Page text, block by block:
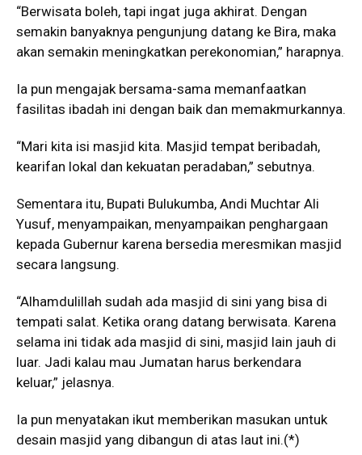
“Berwisata boleh, tapi ingat juga akhirat. Dengan
semakin banyaknya pengunjung datang ke Bira, maka
akan semakin meningkatkan perekonomian,” harapnya.
Ia pun mengajak bersama-sama memanfaatkan
fasilitas ibadah ini dengan baik dan memakmurkannya.
“Mari kita isi masjid kita. Masjid tempat beribadah,
kearifan lokal dan kekuatan peradaban,” sebutnya.
Sementara itu, Bupati Bulukumba, Andi Muchtar Ali
Yusuf, menyampaikan, menyampaikan penghargaan
kepada Gubernur karena bersedia meresmikan masjid
secara langsung.
“Alhamdulillah sudah ada masjid di sini yang bisa di
tempati salat. Ketika orang datang berwisata. Karena
selama ini tidak ada masjid di sini, masjid lain jauh di
luar. Jadi kalau mau Jumatan harus berkendara
keluar,” jelasnya.
Ia pun menyatakan ikut memberikan masukan untuk
desain masjid yang dibangun di atas laut ini.(*)